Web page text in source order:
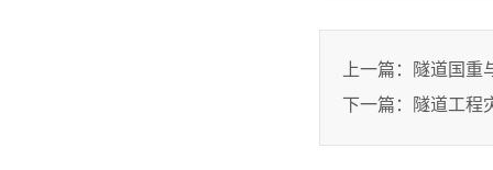
上一篇：
隧道国重
下一篇：